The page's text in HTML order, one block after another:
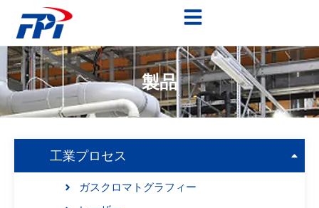
製品
工業プロセス
ガスクロマトグラフィー